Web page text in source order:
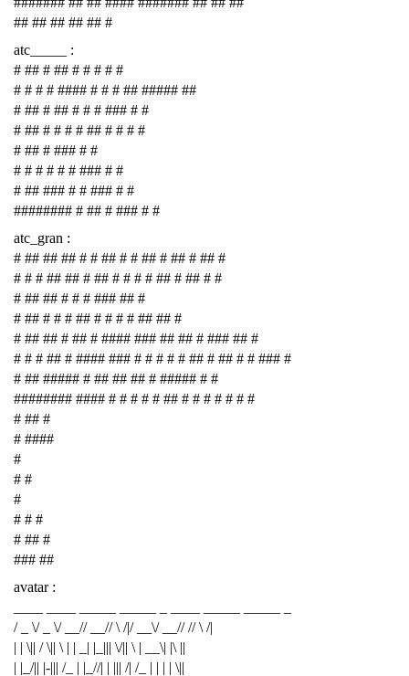
## ## ## ## ## #
atc_____ :
# ## # ## # # # # #
# # # # #### # # # ## ##### ##
# ## # ## # # # ### # #
# ## # # # # ## # # # #
# ## # ### # #
# # # # # # ### # #
# ## ### # # ### # #
######## # ## # ### # #
atc_gran :
# ## ## ## # # ## # # ## # ## # ## #
# # # ## ## # ## # # # # ## # ## # #
# ## ## # # # ### ## #
# ## # # # ## # # # # ## ## #
# ## ## # ## # #### ### ## ## # ### ## #
# # # ## # #### ### # # # # # ## # ## # # ### #
# ## ##### # ## ## ## # ##### # #
######## #### # # # # # ## # # # # # # #
# ## #
# ####
#
# #
#
# # #
# ## #
### ##
avatar :
/ _ \/ _ \/ __// __// \ /|/ __\/ __// // \ /|
| | \|| / \|| \ | | _| |_||| \/|| \ | __\| |\ ||
| |_/|| |-||| /_ | |_//| | ||| /| /_ | | | | \||